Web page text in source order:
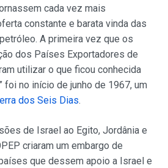
cada vez mais
constante e barata vinda das
A primeira vez que os
dos Países Exportadores de
utilizar o que ficou conhecida
foi no início de junho de 1967, um
dos Seis Dias.
de Israel ao Egito, Jordânia e
criaram um embargo de
que dessem apoio a Israel e